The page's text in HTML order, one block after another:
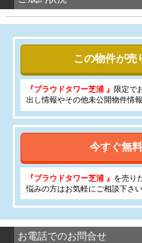
この物件が売
『プラウドタワー芝浦 』
限定で
出し情報やその他未公開物件情
今すぐ無
『プラウドタワー芝浦 』 を売り
悩みの方はお気軽にご相談下さい
お電話でのお問合せ